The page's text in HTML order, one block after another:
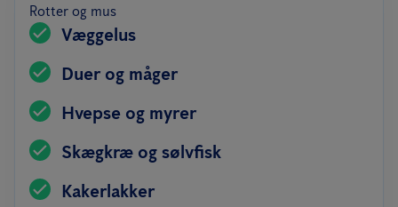
Rotter og mus
Væggelus
Duer og måger
Hvepse og myrer
Skægkræ og sølvfisk
Kakerlakker